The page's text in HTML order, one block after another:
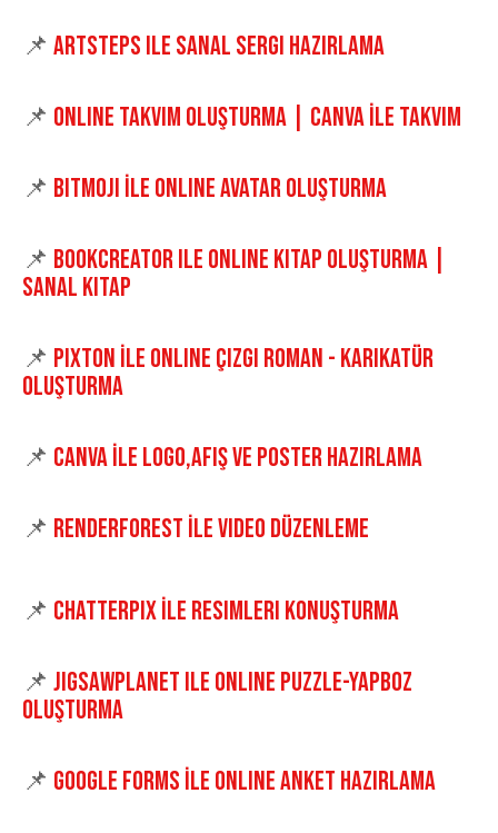
📌 artsteps ile sanal sergi hazırlama
📌 Online Takvim Oluşturma | Canva İle Takvim
📌 Bitmoji İle Online Avatar Oluşturma
📌 BookCreator ile Online Kitap Oluşturma |
Sanal Kitap
📌 Pixton İle Online Çizgi Roman - Karikatür
Oluşturma
📌 Canva İle Logo,Afiş ve Poster Hazırlama
📌 Renderforest İle Video Düzenleme
📌 Chatterpix İle Resimleri Konuşturma
📌 JigsawPlanet ile Online Puzzle-Yapboz
Oluşturma
📌 Google Forms İle Online Anket Hazırlama